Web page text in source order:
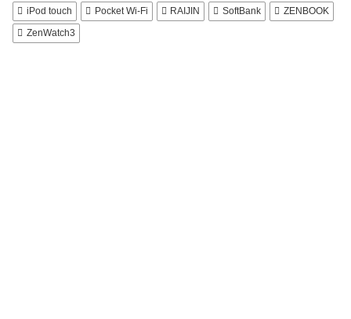
iPod touch Pocket Wi-Fi RAIJIN SoftBank
ZENBOOK
ZenWatch3